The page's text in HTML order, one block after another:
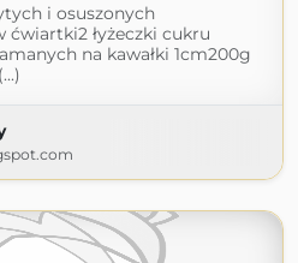
i osuszonych
łyżeczki cukru
na kawałki 1cm200g